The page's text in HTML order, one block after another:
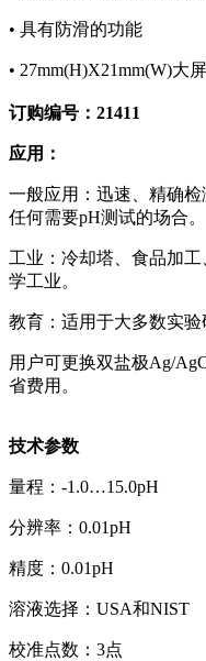
• 具有防滑的功能
• 27mm(H)X21mm(W)大
订购编号：21411
应用：
一般应用：迅速、精确
任何需要pH测试的场合。
工业：冷却塔、食品加
学工业。
教育：适用于大多数实验
用户可更换双盐极Ag/
省费用。
技术参数
量程：-1.0…15.0pH
分辨率：0.01pH
精度：0.01pH
溶液选择：USA和NIST
校准点数：3点